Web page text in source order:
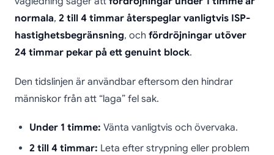
normala, 2 till 4 timmar återspeglar vanligtvis ISP-
hastighetsbegränsning, och fördröjningar utöver
24 timmar pekar på ett genuint block.
Den tidslinjen är användbar eftersom den hindrar
människor från att “laga” fel sak.
Under 1 timme: Vänta vanligtvis och övervaka.
2 till 4 timmar: Leta efter strypning eller problem